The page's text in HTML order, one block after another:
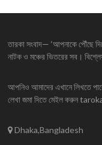
তারকা সংবাদ— ‘আপনাকে পৌঁছে
নাটক ও মঞ্চের ভিতরের সব।
আপনিও আমাদের এখানে লিখতে
লেখা জমা দিতে মেইল করুন
Dhaka,Bangladesh